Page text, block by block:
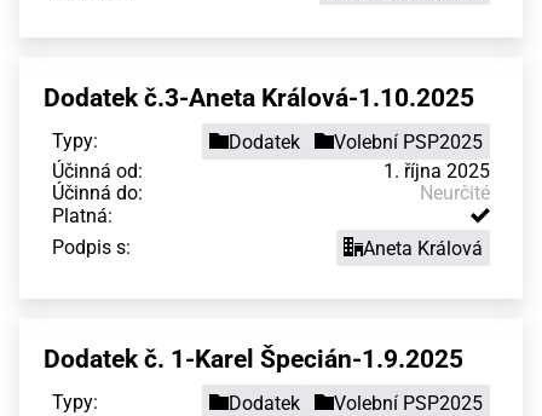
Dodatek č.3-Aneta Králová-1.10.2025
Typy: Dodatek
Volební PSP2025
Účinná od:
1. října 2025
Účinná do:
Neurčité
Platná:
Podpis s:
Aneta Králová
Dodatek č. 1-Karel Špecián-1.9.2025
Typy: Dodatek
Volební PSP2025